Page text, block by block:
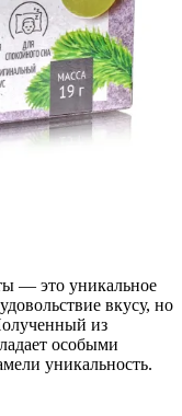
— это уникальное
вкусу, но
из
особыми
уникальность.